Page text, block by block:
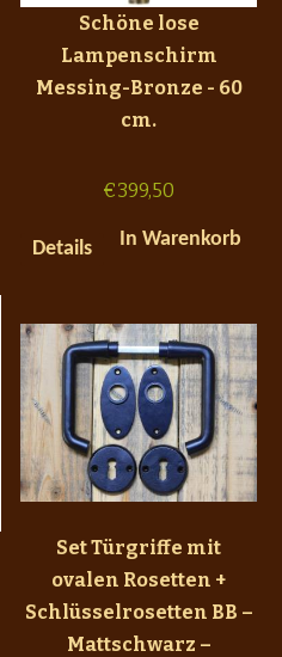
Schöne lose
Lampenschirm
Messing-Bronze - 60
cm.
€399,50
Details In Warenkorb
Set Türgriffe mit
ovalen Rosetten +
Schlüsselrosetten BB –
Mattschwarz –